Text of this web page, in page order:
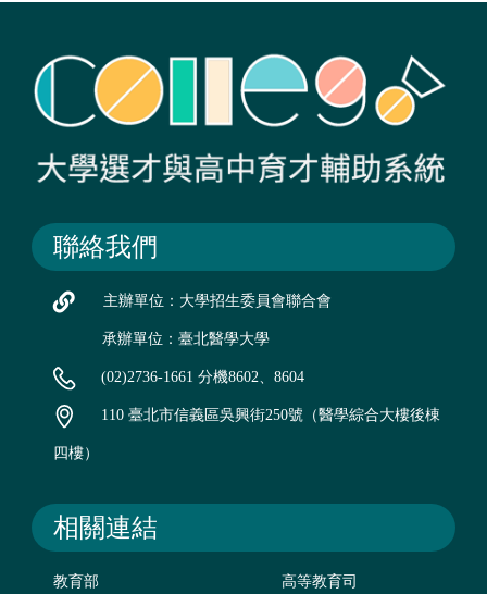
聯絡我們
主辦單位：大學招生委員會聯合會
承辦單位：臺北醫學大學
(02)2736-1661 分機8602、8604
110 臺北市信義區吳興街250號（醫學綜合大樓後棟
四樓）
相關連結
教育部 高等教育司